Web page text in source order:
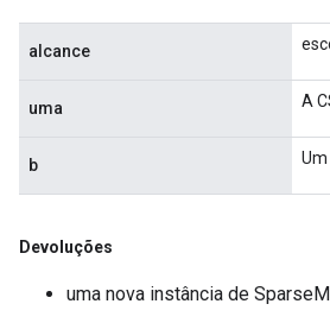
alcance
uma A
b Um
Devoluções
uma nova instância de